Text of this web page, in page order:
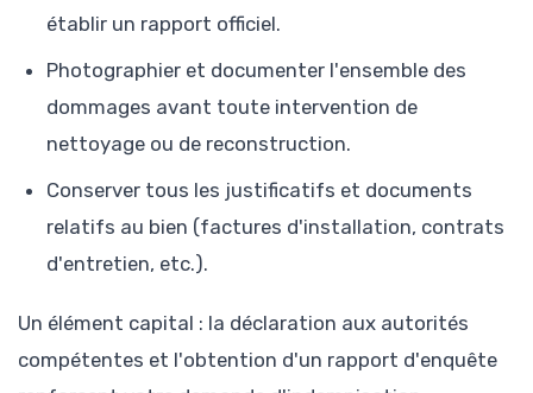
établir un rapport officiel.
Photographier et documenter l'ensemble des
dommages avant toute intervention de
nettoyage ou de reconstruction.
Conserver tous les justificatifs et documents
relatifs au bien (factures d'installation, contrats
d'entretien, etc.).
Un élément capital : la déclaration aux autorités
compétentes et l'obtention d'un rapport d'enquête